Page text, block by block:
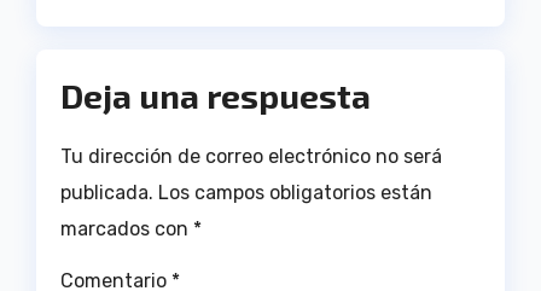
Deja una respuesta
Tu dirección de correo electrónico no será
publicada. Los campos obligatorios están
marcados con *
Comentario *